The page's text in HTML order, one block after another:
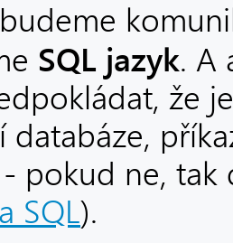
SQL jazyk. A
že
databáze,
pokud ne, tak
SQL).